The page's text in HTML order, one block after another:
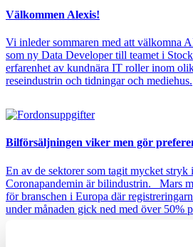
Välkommen Alexis!
Vi inleder sommaren med att välkomna
som ny Data Developer till teamet i
erfarenhet av kundnära IT roller inom
reseindustrin och tidningar och mediehus.
Bilförsäljningen viker men gör
En av de sektorer som tagit mycket stryk
Coronapandemin är bilindustrin. Mars
för branschen i Europa där
under månaden gick ned med över 50%